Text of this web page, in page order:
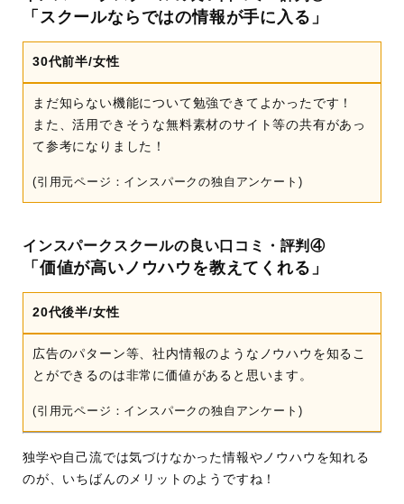
「スクールならではの情報が手に入る」
30代前半/女性
まだ知らない機能について勉強できてよかったです！
また、活用できそうな無料素材のサイト等の共有があっ
て参考になりました！
(引用元ページ：インスパークの独自アンケート)
インスパークスクールの良い口コミ・評判④
「価値が高いノウハウを教えてくれる」
20代後半/女性
広告のパターン等、社内情報のようなノウハウを知るこ
とができるのは非常に価値があると思います。
(引用元ページ：インスパークの独自アンケート)
独学や自己流では気づけなかった情報やノウハウを知れる
のが、いちばんのメリットのようですね！